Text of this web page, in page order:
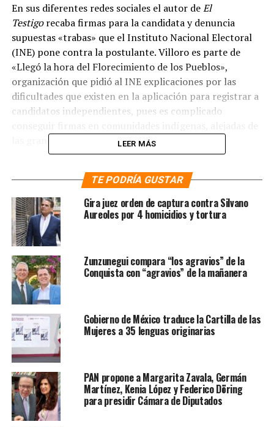
En sus diferentes redes sociales el autor deEl
Testigorecaba firmas para la candidata y denuncia
supuestas «trabas» que el Instituto Nacional Electoral
(INE) pone contra la postulante. Villoro es parte de
«Llegó la hora del Florecimiento de los Pueblos»,
organización que pidió al INE explicaciones por las
dificultades que existen en la aplicación para registrar a
candidatos independientes, pues es complicado
las grandes zonas urbanas.
Marichuy es una de las candidatas con más avance en la
recolección de firmas, siguiendo de cerca a Margarita
Zavala y a Jaime Rodríguez «El Bronco». El escritor
convocó a los que apoyen a Marichuy para reunirse en
Jardín Pushkin, con motivo de juntar las 866 mil 593 firmas
necesarias para ingresar en la contienda electoral.
Este fin de semana puedes
firmar para que Marichuy
Patricio esté en la boleta
en las elecciones de 2018.
¡Llegó la hora de los
pueblos!
pic.twitter.com/Ho170sDQZw
LEER MÁS
TE PODRÍA GUSTAR
Gira juez orden de captura contra Silvano
Aureoles por 4 homicidios y tortura
Zunzunegui compara “los agravios” de la
Conquista con “agravios” de la mañanera
Gobierno de México traduce la Cartilla de las
Mujeres a 35 lenguas originarias
PAN propone a Margarita Zavala, Germán
Martínez, Kenia López y Federico Döring
para presidir Cámara de Diputados